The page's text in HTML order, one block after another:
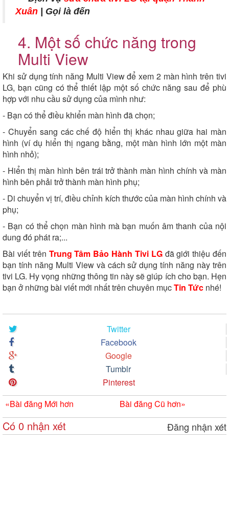
Xuân | Gọi là đến
4. Một số chức năng trong
Multi View
Khi sử dụng tính năng Multi View để xem 2 màn hình trên tivi
LG, bạn cũng có thể thiết lập một số chức năng sau để phù
hợp với nhu cầu sử dụng của mình như:
- Bạn có thể điều khiển màn hình đã chọn;
- Chuyển sang các chế độ hiển thị khác nhau giữa hai màn
hình (ví dụ hiển thị ngang bằng, một màn hình lớn một màn
hình nhỏ);
- Hiển thị màn hình bên trái trở thành màn hình chính và màn
hình bên phải trở thành màn hình phụ;
- Di chuyển vị trí, điều chỉnh kích thước của màn hình chính và
phụ;
- Bạn có thể chọn màn hình mà bạn muốn âm thanh của nội
dung đó phát ra;...
Bài viết trên Trung Tâm Bảo Hành Tivi LGđã giới thiệu đến
bạn tính năng Multi View và cách sử dụng tính năng này trên
tivi LG. Hy vọng những thông tin này sẽ giúp ích cho bạn. Hẹn
bạn ở những bài viết mới nhất trên chuyên mụcTin Tức nhé!
Twitter
Facebook
Google
Tumblr
Pinterest
«Bài đăng Mới hơn Bài đăng Cũ hơn»
Có 0 nhận xét Đăng nhận xét